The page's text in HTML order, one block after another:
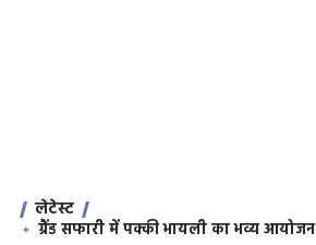
लेटेस्ट
ग्रैंड सफारी में पक्की भायली का भव्य आयोजन